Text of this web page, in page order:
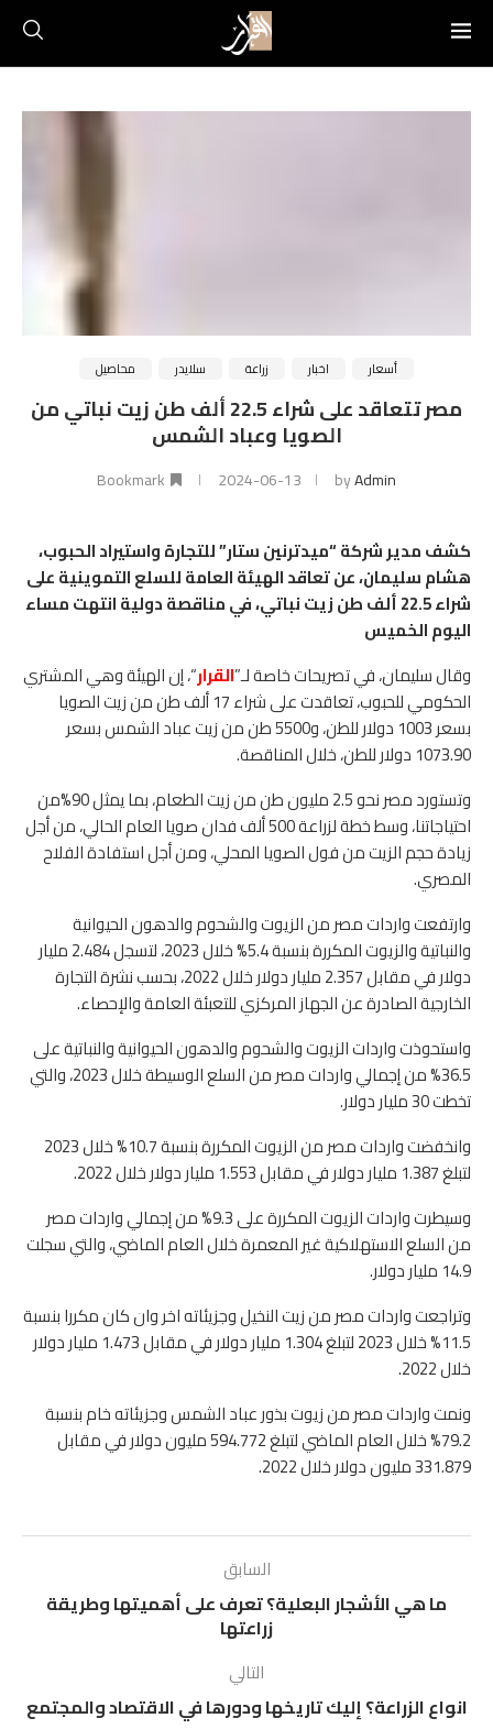
أسعار اخبار زراعة سلايدر محاصيل
مصر تتعاقد على شراء 22.5 ألف طن زيت نباتي من
الصويا وعباد الشمس
byAdmin
2024-06-13
Bookmark
كشف مدير شركة “ميدترنين ستار” للتجارة واستيراد الحبوب،
هشام سليمان، عن تعاقد الهيئة العامة للسلع التموينية على
شراء 22.5 ألف طن زيت نباتي،
في مناقصة دولية انتهت مساء
اليوم الخميس
وقال سليمان، في تصريحات خاصة لـ”القرار“، إن الهيئة وهي المشتري
الحكومي للحبوب، تعاقدت على شراء 17 ألف طن من زيت الصويا
بسعر 1003 دولار للطن، و5500 طن من زيت عباد الشمس بسعر
1073.90 دولار للطن، خلال المناقصة.
وتستورد مصر نحو 2.5 مليون طن من زيت الطعام، بما يمثل 90%من
احتياجاتنا، وسط خطة لزراعة 500 ألف فدان صويا العام الحالي، من أجل
زيادة حجم الزيت من فول الصويا المحلي، ومن أجل استفادة الفلاح
المصري.
وارتفعت واردات مصر من الزيوت والشحوم والدهون الحيوانية
والنباتية والزيوت المكررة بنسبة 5.4% خلال 2023، لتسجل 2.484 مليار
دولار في مقابل 2.357 مليار دولار خلال 2022، بحسب نشرة التجارة
الخارجية الصادرة عن الجهاز المركزي للتعبئة العامة والإحصاء.
واستحوذت واردات الزيوت والشحوم والدهون الحيوانية والنباتية على
36.5% من إجمالي واردات مصر من السلع الوسيطة خلال 2023، والتي
تخطت 30 مليار دولار.
وانخفضت واردات مصر من الزيوت المكررة بنسبة 10.7% خلال 2023
لتبلغ 1.387 مليار دولار في مقابل 1.553 مليار دولار خلال 2022.
وسيطرت واردات الزيوت المكررة على 9.3% من إجمالي واردات مصر
من السلع الاستهلاكية غير المعمرة خلال العام الماضي، والتي سجلت
14.9 مليار دولار.
وتراجعت واردات مصر من زيت النخيل وجزيئاته اخر وان كان مكررا بنسبة
11.5% خلال 2023 لتبلغ 1.304 مليار دولار في مقابل 1.473 مليار دولار
خلال 2022.
ونمت واردات مصر من زيوت بذور عباد الشمس وجزيئاته خام بنسبة
79.2% خلال العام الماضي لتبلغ 594.772 مليون دولار في مقابل
331.879 مليون دولار خلال 2022.
السابق
ما هي الأشجار البعلية؟ تعرف على أهميتها وطريقة
زراعتها
التالي
انواع الزراعة؟ إليك تاريخها ودورها في الاقتصاد والمجتمع